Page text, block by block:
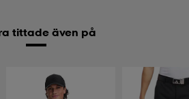
tittade även på